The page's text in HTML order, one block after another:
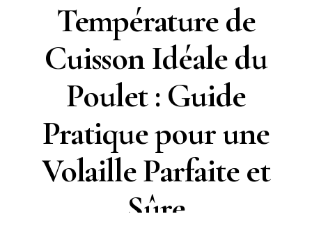
Température de
Cuisson Idéale du
Poulet : Guide
Pratique pour une
Volaille Parfaite et
Sûre